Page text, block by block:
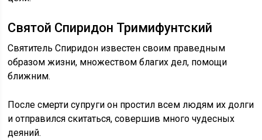
Святой Спиридон Тримифунтский
Святитель Спиридон известен своим праведным
образом жизни, множеством благих дел, помощи
ближним.
После смерти супруги он простил всем людям их долги
и отправился скитаться, совершив много чудесных
деяний.